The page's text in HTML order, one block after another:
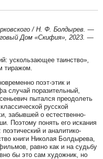
/ Н. Ф. Болдырев. —
Дом «Скифия», 2023. —
ускользающее таинство»,
тиражом.
поэт-этик и
случай поразительный,
пытался преодолеть
русской
забывшей о естественно-
Поэтому понять его искания
и аналитико-
книги Николая Болдырева,
равно как и на судьбу
бы это сам художник, но